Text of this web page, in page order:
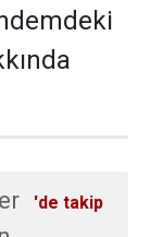
'de takip